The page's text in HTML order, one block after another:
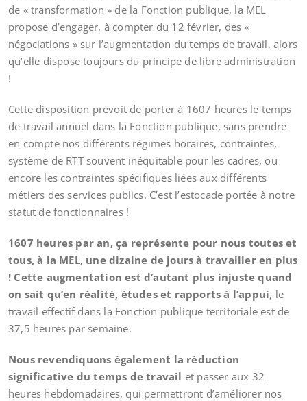
de « transformation » de la Fonction publique, la MEL
propose d’engager, à compter du 12 février, des «
négociations » sur l’augmentation du temps de travail, alors
qu’elle dispose toujours du principe de libre administration
!
Cette disposition prévoit de porter à 1607 heures le temps
de travail annuel dans la Fonction publique, sans prendre
en compte nos différents régimes horaires, contraintes,
système de RTT souvent inéquitable pour les cadres, ou
encore les contraintes spécifiques liées aux différents
métiers des services publics. C’est l’estocade portée à notre
statut de fonctionnaires !
1607 heures par an, ça représente pour nous toutes et
tous, à la MEL, une dizaine de jours à travailler en plus
! Cette augmentation est d’autant plus injuste quand
on sait qu’en réalité, études et rapports à l’appui, le
travail effectif dans la Fonction publique territoriale est de
37,5 heures par semaine.
Nous revendiquons également la réduction
significative du temps de travail et passer aux 32
heures hebdomadaires, qui permettront d’améliorer nos